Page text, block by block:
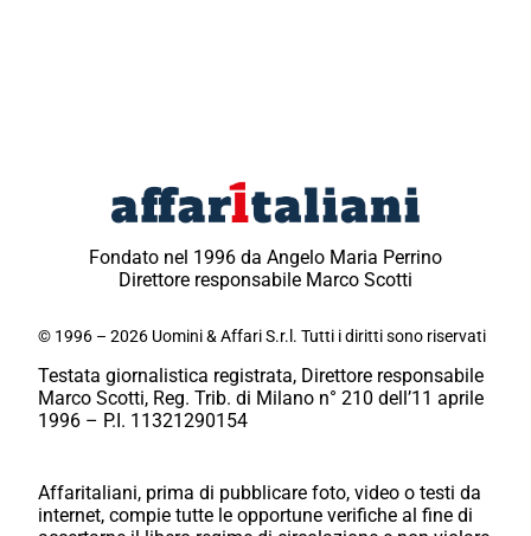
Fondato nel 1996 da Angelo Maria Perrino
Direttore responsabile Marco Scotti
© 1996 – 2026 Uomini & Affari S.r.l. Tutti i diritti sono riservati
Testata giornalistica registrata, Direttore responsabile
Marco Scotti, Reg. Trib. di Milano n° 210 dell’11 aprile
1996 – P.I. 11321290154
Affaritaliani, prima di pubblicare foto, video o testi da
internet, compie tutte le opportune verifiche al fine di